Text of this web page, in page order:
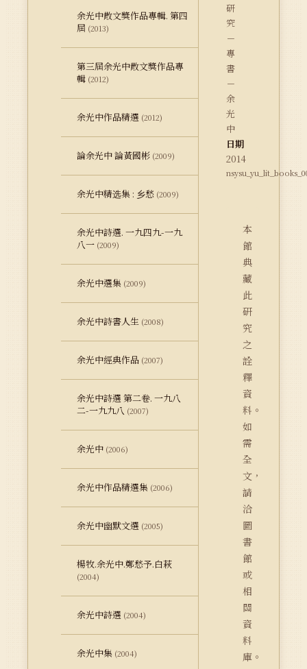
余光中散文獎作品專輯. 第四
屆 (2013)
第三屆余光中散文獎作品專
輯 (2012)
余光中作品精選 (2012)
論余光中 論黃國彬 (2009)
余光中精选集 : 乡愁 (2009)
余光中詩選. 一九四九-一九
八一 (2009)
余光中選集 (2009)
余光中詩書人生 (2008)
余光中經典作品 (2007)
余光中詩選 第二卷. 一九八
二-一九九八 (2007)
余光中 (2006)
余光中作品精選集 (2006)
余光中幽默文選 (2005)
楊牧.余光中.鄭愁予.白萩
(2004)
余光中詩選 (2004)
余光中集 (2004)
研
究
－
專
書
－
余
光
中
日期
2014
本
館
典
藏
此
研
究
之
詮
釋
資
料。
如
需
全
文，
請
洽
圖
書
館
或
相
關
資
料
庫。